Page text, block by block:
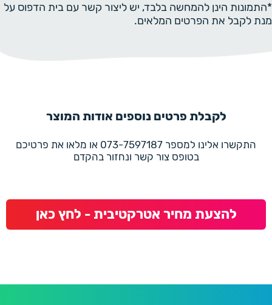
*התמונות הינן להמחשה בלבד, יש ליצור קשר עם בית הדפוס על
מנת לקבל את הפרטים המלאים.
לקבלת פרטים נוספים אודות המוצר
התקשרו אלינו למספר 073-7597187 או מלאו את פרטיכם
בטופס צור קשר ונחזור בהקדם
להצעת מחיר אטרקטיבית - לחץ כאן